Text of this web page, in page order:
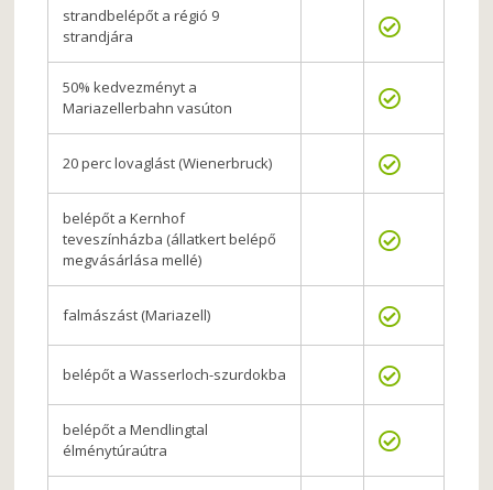
strandbelépőt a régió 9
strandjára
50% kedvezményt a
Mariazellerbahn vasúton
20 perc lovaglást (Wienerbruck)
belépőt a Kernhof
teveszínházba (állatkert belépő
megvásárlása mellé)
falmászást (Mariazell)
belépőt a Wasserloch-szurdokba
belépőt a Mendlingtal
élménytúraútra